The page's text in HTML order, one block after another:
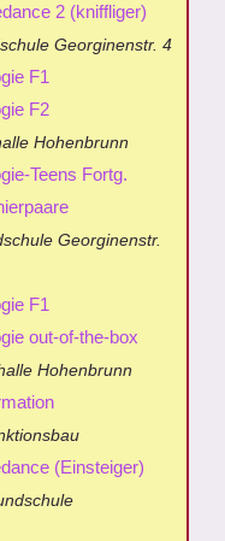
2 (kniffliger)
Georginenstr. 4
F1
F2
Hohenbrunn
Teens Fortg.
Georginenstr.
F1
out-of-the-box
Hohenbrunn
(Einsteiger)